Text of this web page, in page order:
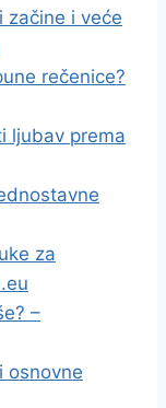
začine i veće
rečenice?
ljubav prema
za
–
osnovne